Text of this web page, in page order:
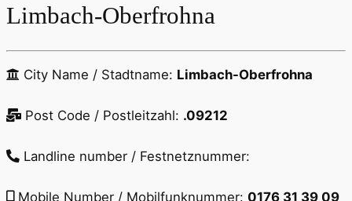
Limbach-Oberfrohna
City Name / Stadtname: Limbach-Oberfrohna
Post Code / Postleitzahl: .09212
Landline number / Festnetznummer:
Mobile Number / Mobilfunknummer: 0176 31 39 09